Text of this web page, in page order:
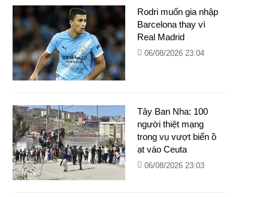
Rodri muốn gia nhập
Barcelona thay vì
Real Madrid
06/08/2026 23:04
Tây Ban Nha: 100
người thiệt mạng
trong vụ vượt biển ồ
ạt vào Ceuta
06/08/2026 23:03